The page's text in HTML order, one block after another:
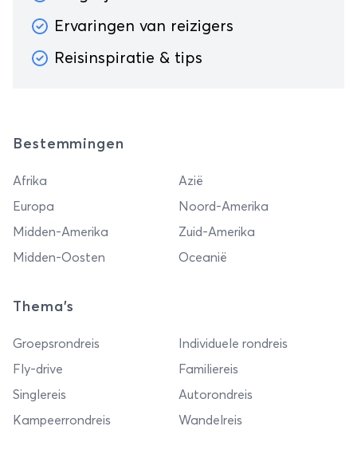
Ervaringen van reizigers
Reisinspiratie & tips
Bestemmingen
Afrika
Azië
Europa
Noord-Amerika
Midden-Amerika
Zuid-Amerika
Midden-Oosten
Oceanië
Thema's
Groepsrondreis
Individuele rondreis
Fly-drive
Familiereis
Singlereis
Autorondreis
Kampeerrondreis
Wandelreis